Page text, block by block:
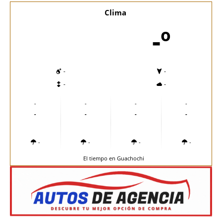
Clima
-º
-
-
-
-
-
-
-
-
-
-
-
-
-
-
-
-
El tiempo en Guachochi